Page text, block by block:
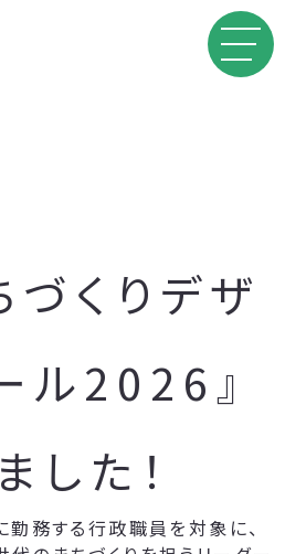
づくりデザ
ル2026』
した！
勤務する行政職員を対象に、